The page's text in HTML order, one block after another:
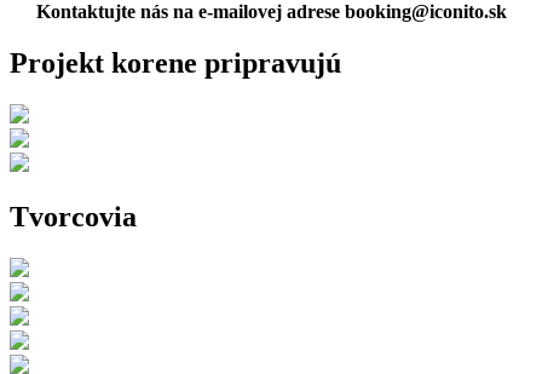
Kontaktujte nás na e-mailovej adrese booking@iconito.sk
Projekt korene pripravujú
Tvorcovia